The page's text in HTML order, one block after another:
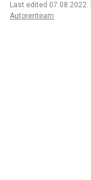
Last edited 07.08.2022.
Autorenteam